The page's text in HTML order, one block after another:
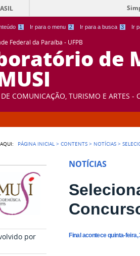
1 Ir para o menu 2 Ir para a busca 3 Ir
Federal da Paraíba - UFPB
de
COMUNICAÇÃO, TURISMO E ARTES -
PÁGINA INICIAL >CONTENTS > NOTÍCIAS >
por
NOTÍCIAS
Final acontece quinta-feira,